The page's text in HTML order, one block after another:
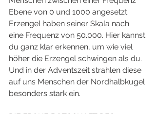
Ebene von 0 und 1000 angesetzt.
Erzengel haben seiner Skala nach
eine Frequenz von 50.000. Hier kannst
du ganz klar erkennen, um wie viel
höher die Erzengel schwingen als du.
Und in der Adventszeit strahlen diese
auf uns Menschen der Nordhalbkugel
besonders stark ein.